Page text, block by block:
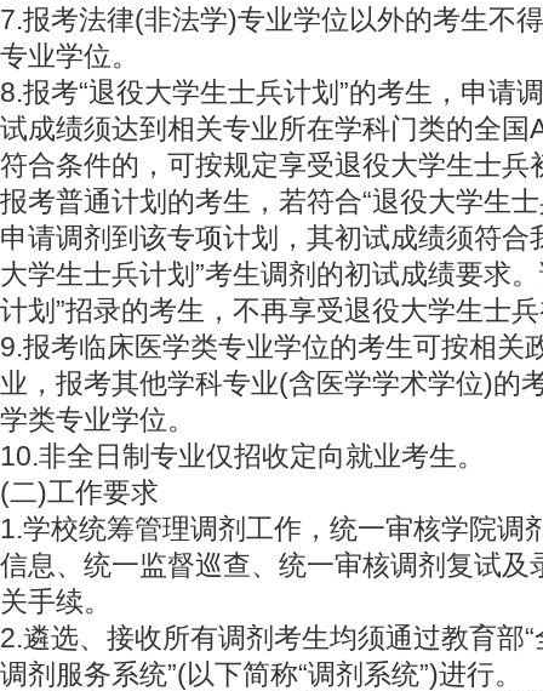
7.报考法律(非法学)专业学位以外的考生不
专业学位。
8.报考“退役大学生士兵计划”的考生，申请
试成绩须达到相关专业所在学科门类的全国
符合条件的，可按规定享受退役大学生士兵
报考普通计划的考生，若符合“退役大学生
申请调剂到该专项计划，其初试成绩须符合
大学生士兵计划”考生调剂的初试成绩要求
计划”招录的考生，不再享受退役大学生士
9.报考临床医学类专业学位的考生可按相关
业，报考其他学科专业(含医学学术学位)的
学类专业学位。
10.非全日制专业仅招收定向就业考生。
(二)工作要求
1.学校统筹管理调剂工作，统一审核学院调
信息、统一监督巡查、统一审核调剂复试及
关手续。
2.遴选、接收所有调剂考生均须通过教育部
调剂服务系统”(以下简称“调剂系统”)进行。